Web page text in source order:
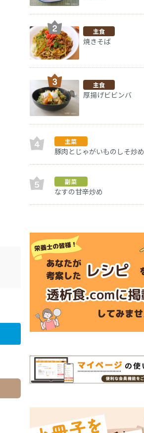
主食
焼きそば
主食
厚揚げビビンバ
主菜
豚肉とじゃがいものしそ炒め
副菜
なすの甘辛炒め